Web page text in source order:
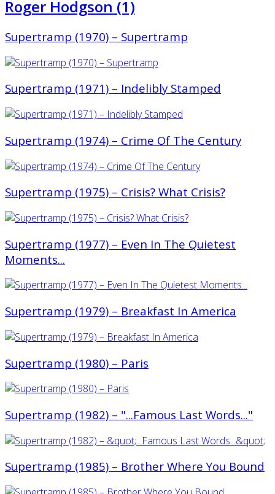
Roger Hodgson (1)
Supertramp (1970) ‎– Supertramp
Supertramp (1971) ‎– Indelibly Stamped
Supertramp (1974) ‎– Crime Of The Century
Supertramp (1975) ‎– Crisis? What Crisis?
Supertramp (1977) ‎– Even In The Quietest
Moments...
Supertramp (1979) ‎– Breakfast In America
Supertramp (1980) ‎– Paris
Supertramp (1982) ‎– "...Famous Last Words..."
Supertramp (1985) ‎– Brother Where You Bound